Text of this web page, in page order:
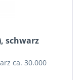
schwarz
ca. 30.000